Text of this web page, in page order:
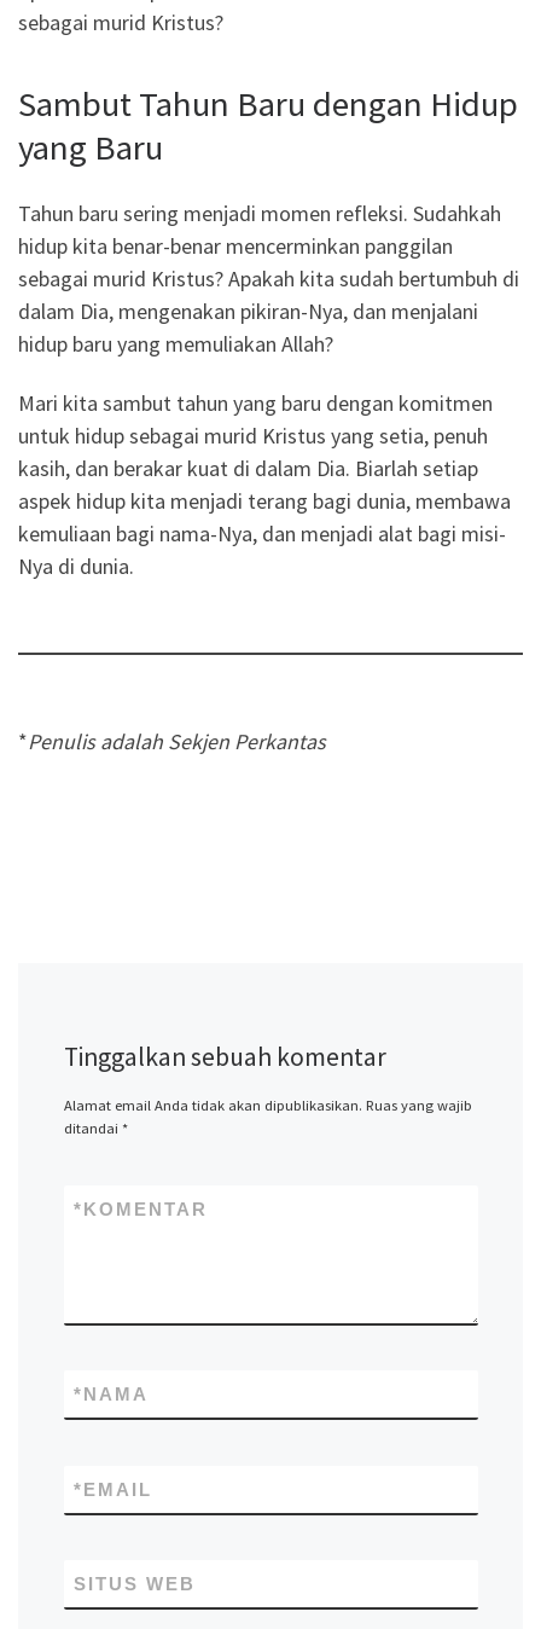
sebagai murid Kristus?
Sambut Tahun Baru dengan Hidup
yang Baru
Tahun baru sering menjadi momen refleksi. Sudahkah
hidup kita benar-benar mencerminkan panggilan
sebagai murid Kristus? Apakah kita sudah bertumbuh di
dalam Dia, mengenakan pikiran-Nya, dan menjalani
hidup baru yang memuliakan Allah?
Mari kita sambut tahun yang baru dengan komitmen
untuk hidup sebagai murid Kristus yang setia, penuh
kasih, dan berakar kuat di dalam Dia. Biarlah setiap
aspek hidup kita menjadi terang bagi dunia, membawa
kemuliaan bagi nama-Nya, dan menjadi alat bagi misi-
Nya di dunia.
*Penulis adalah Sekjen Perkantas
Tinggalkan sebuah komentar
Alamat email Anda tidak akan dipublikasikan. Ruas yang wajib
ditandai *
KOMENTAR
*
NAMA
*
EMAIL
*
SITUS WEB